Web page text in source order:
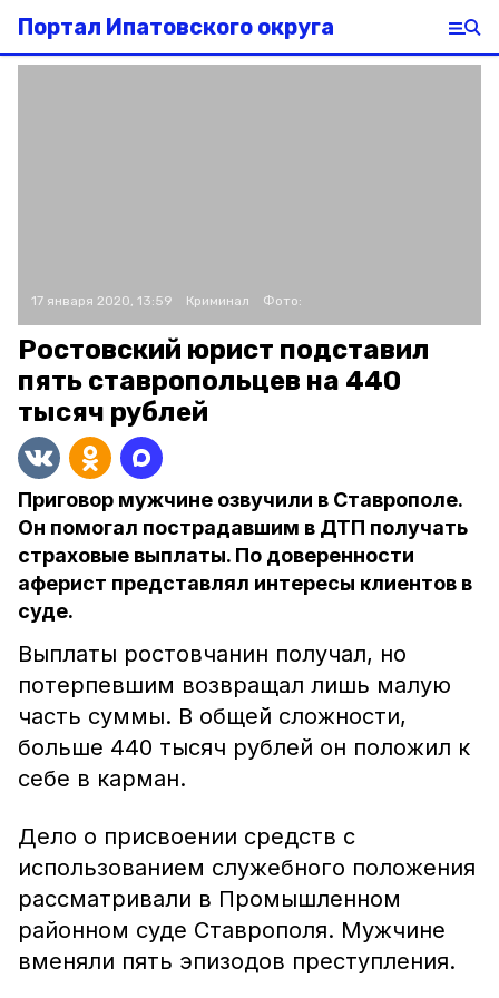
Портал Ипатовского округа
17 января 2020, 13:59 Криминал Фото:
Ростовский юрист подставил
пять ставропольцев на 440
тысяч рублей
Приговор мужчине озвучили в Ставрополе.
Он помогал пострадавшим в ДТП получать
страховые выплаты. По доверенности
аферист представлял интересы клиентов в
суде.
Выплаты ростовчанин получал, но
потерпевшим возвращал лишь малую
часть суммы. В общей сложности,
больше 440 тысяч рублей он положил к
себе в карман.
Дело о присвоении средств с
использованием служебного положения
рассматривали в Промышленном
районном суде Ставрополя. Мужчине
вменяли пять эпизодов преступления.